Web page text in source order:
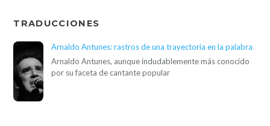
TRADUCCIONES
Arnaldo Antunes: rastros de una trayectoria en la palabra
Arnaldo Antunes, aunque indudablemente más conocido
por su faceta de cantante popular